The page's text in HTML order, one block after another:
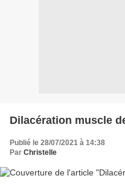
Dilacération muscle
Publié le 28/07/2021 à 14:38
Par Christelle